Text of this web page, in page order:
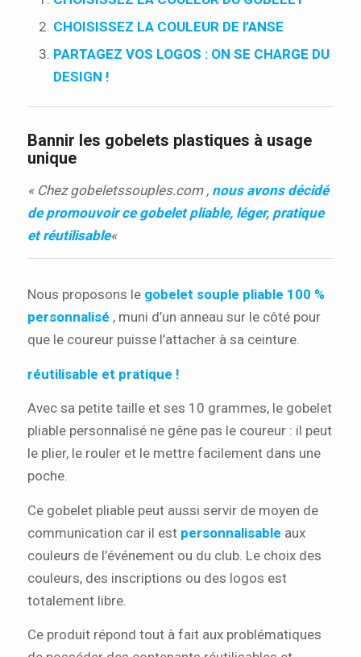
CHOISISSEZ LA COULEUR DE l’ANSE
PARTAGEZ VOS LOGOS : ON SE CHARGE DU
DESIGN !
Bannir les gobelets plastiques à usage
unique
« Chez gobeletssouples.com , nous avons décidé
de promouvoir ce gobelet pliable, léger, pratique
et réutilisable«
Nous proposons le gobelet souple pliable 100 %
personnalisé , muni d’un anneau sur le côté pour
que le coureur puisse l’attacher à sa ceinture.
réutilisable et pratique !
Avec sa petite taille et ses 10 grammes, le gobelet
pliable personnalisé ne gêne pas le coureur : il peut
le plier, le rouler et le mettre facilement dans une
poche.
Ce gobelet pliable peut aussi servir de moyen de
communication car il est personnalisable aux
couleurs de l’événement ou du club. Le choix des
couleurs, des inscriptions ou des logos est
totalement libre.
Ce produit répond tout à fait aux problématiques